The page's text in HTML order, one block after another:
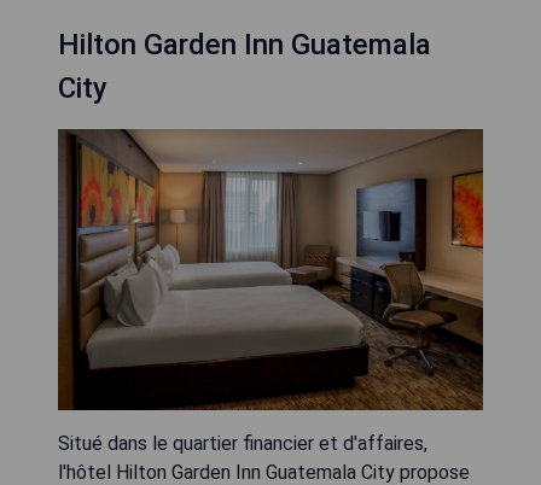
Hilton Garden Inn Guatemala
City
Situé dans le quartier financier et d'affaires,
l'hôtel Hilton Garden Inn Guatemala City propose